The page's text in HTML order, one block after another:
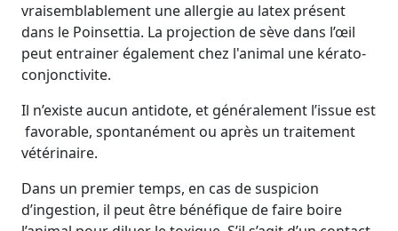
vraisemblablement une allergie au latex présent
dans le Poinsettia. La projection de sève dans l’œil
peut entrainer également chez l'animal une kérato-
conjonctivite.
Il n’existe aucun antidote, et généralement l’issue est
favorable, spontanément ou après un traitement
vétérinaire.
Dans un premier temps, en cas de suspicion
d’ingestion, il peut être bénéfique de faire boire